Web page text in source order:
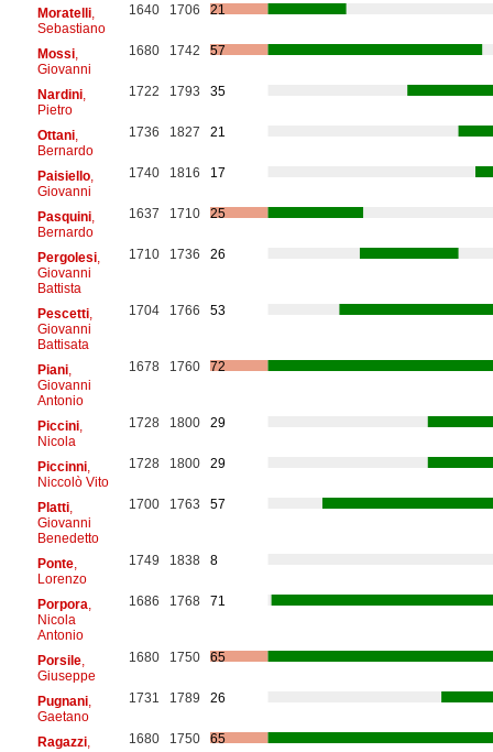
Moratelli,
Sebastiano
1640 1706 21
Mossi,
Giovanni
1680 1742 57
Nardini,
Pietro
1722 1793 35
Ottani,
Bernardo
1736 1827 21
Paisiello,
Giovanni
1740 1816 17
Pasquini,
Bernardo
1637 1710 25
Pergolesi,
Giovanni
Battista
1710 1736 26
Pescetti,
Giovanni
Battisata
1704 1766 53
Piani,
Giovanni
Antonio
1678 1760 72
Piccini,
Nicola
1728 1800 29
Piccinni,
Niccolò Vito
1728 1800 29
Platti,
Giovanni
Benedetto
1700 1763 57
Ponte,
Lorenzo
1749 1838 8
Porpora
Nicola
Antonio
1686 1768 71
Porsile,
Giuseppe
1680 1750 65
Pugnani,
Gaetano
1731 1789 26
Ragazzi,
1680 1750 65